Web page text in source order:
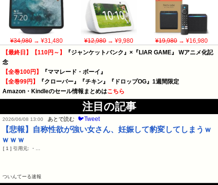
¥34,980→ ¥31,480 ¥12,980→ ¥9,980 ¥19,980→ ¥16,980
【最終日】【110円～】
『ジャンケットバンク』×『LIAR GAME』 Wアニメ化記
念
【全巻100円】
『ママレード・ボーイ』
【全巻99円】
『クローバー』『チキン』『ドロップOG』1週間限定
Amazon・Kindleのセール情報まとめはこちら
注目の記事
2026/06/08 13:00 あとで読む 🐦Tweet
【悲報】自称性欲が強い女さん、妊娠して豹変してしまうｗ
ｗｗｗ
[ 1 ] 引用元: ・…
ついんてーる速報